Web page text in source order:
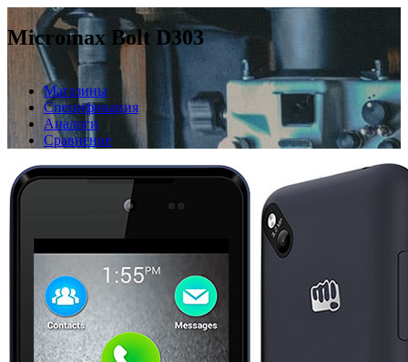
Micromax Bolt D303
Магазины
Спецификация
Аналоги
Сравнение